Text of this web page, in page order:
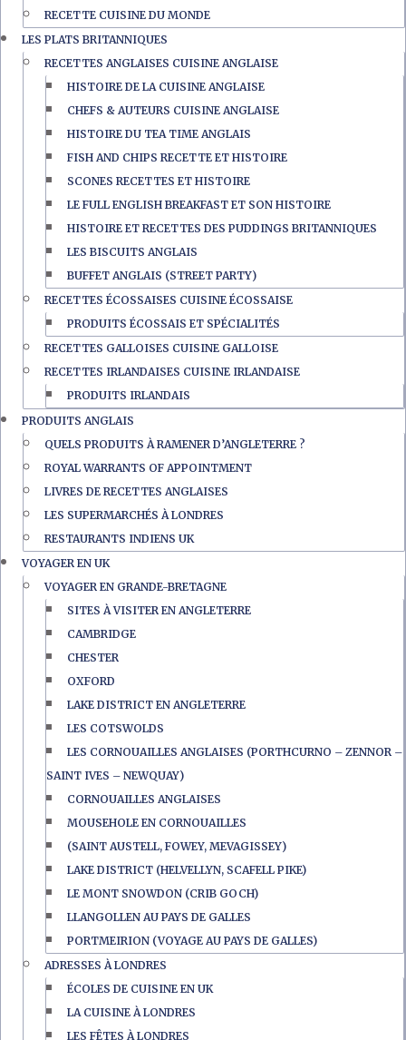
RECETTE CUISINE DU MONDE
LES PLATS BRITANNIQUES
RECETTES ANGLAISES CUISINE ANGLAISE
HISTOIRE DE LA CUISINE ANGLAISE
CHEFS & AUTEURS CUISINE ANGLAISE
HISTOIRE DU TEA TIME ANGLAIS
FISH AND CHIPS RECETTE ET HISTOIRE
SCONES RECETTES ET HISTOIRE
LE FULL ENGLISH BREAKFAST ET SON HISTOIRE
HISTOIRE ET RECETTES DES PUDDINGS BRITANNIQUES
LES BISCUITS ANGLAIS
BUFFET ANGLAIS (STREET PARTY)
RECETTES ÉCOSSAISES CUISINE ÉCOSSAISE
PRODUITS ÉCOSSAIS ET SPÉCIALITÉS
RECETTES GALLOISES CUISINE GALLOISE
RECETTES IRLANDAISES CUISINE IRLANDAISE
PRODUITS IRLANDAIS
PRODUITS ANGLAIS
QUELS PRODUITS À RAMENER D’ANGLETERRE ?
ROYAL WARRANTS OF APPOINTMENT
LIVRES DE RECETTES ANGLAISES
LES SUPERMARCHÉS À LONDRES
RESTAURANTS INDIENS UK
VOYAGER EN UK
VOYAGER EN GRANDE-BRETAGNE
SITES À VISITER EN ANGLETERRE
CAMBRIDGE
CHESTER
OXFORD
LAKE DISTRICT EN ANGLETERRE
LES COTSWOLDS
LES CORNOUAILLES ANGLAISES (PORTHCURNO – ZENNOR –
SAINT IVES – NEWQUAY)
CORNOUAILLES ANGLAISES
MOUSEHOLE EN CORNOUAILLES
(SAINT AUSTELL, FOWEY, MEVAGISSEY)
LAKE DISTRICT (HELVELLYN, SCAFELL PIKE)
LE MONT SNOWDON (CRIB GOCH)
LLANGOLLEN AU PAYS DE GALLES
PORTMEIRION (VOYAGE AU PAYS DE GALLES)
ADRESSES À LONDRES
ÉCOLES DE CUISINE EN UK
LA CUISINE À LONDRES
LES FÊTES À LONDRES